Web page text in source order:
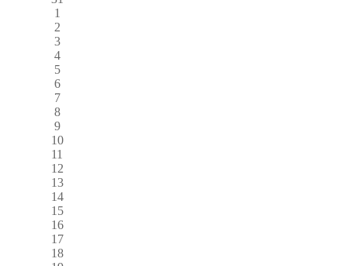
1
2
3
4
5
6
7
8
9
10
11
12
13
14
15
16
17
18